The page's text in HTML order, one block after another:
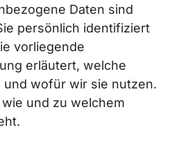
Daten sind
persönlich identifiziert
vorliegende
erläutert, welche
und wofür wir sie nutzen.
und zu welchem